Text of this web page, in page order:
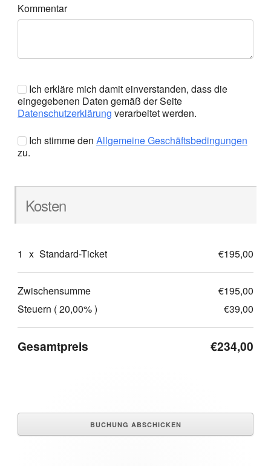
Kommentar
Ich erkläre mich damit einverstanden, dass die
eingegebenen Daten gemäß der Seite
Datenschutzerklärung verarbeitet werden.
Ich stimme den Allgemeine Geschäftsbedingungen
zu.
Kosten
1 x Standard-Ticket €195,00
Zwischensumme
€195,00
Steuern ( 20,00% )
€39,00
Gesamtpreis €234,00